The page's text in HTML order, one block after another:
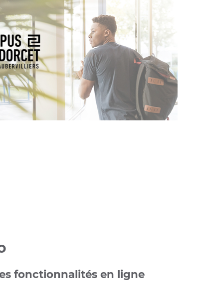
fonctionnalités en ligne